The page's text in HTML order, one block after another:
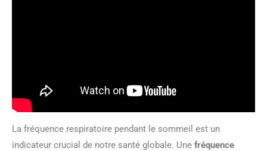
La fréquence respiratoire pendant le sommeil est un
indicateur crucial de notre santé globale. Une fréquence